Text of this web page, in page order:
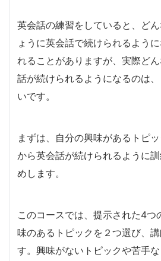
英会話の練習をしていると、ど
ょうに英会話で続けられるよう
れることがありますが、実際ど
話が続けられるようになるのは
いです。
まずは、自分の興味があるトピ
から英会話が続けられるように
めします。
このコースでは、提示された4つ
味のあるトピックを２つ選び、
す。興味がないトピックや苦手